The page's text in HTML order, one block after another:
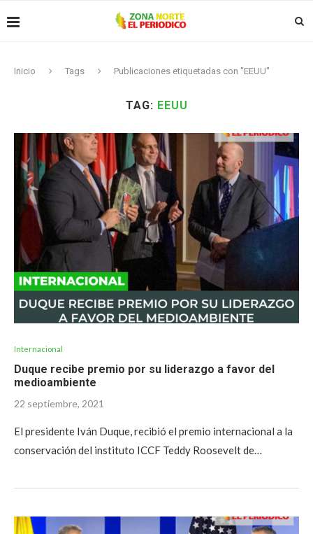
Inicio Tags Publicaciones etiquetadas con "EEUU"
TAG: EEUU
Internacional
Duque recibe premio por su liderazgo a favor del
medioambiente
22 septiembre, 2021
El presidente Iván Duque, recibió el premio internacional a la
conservación del instituto ICCF Teddy Roosevelt de…